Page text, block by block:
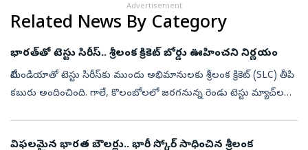
Advertisement
Related News By Category
భార‌త్‌తో టెస్టు సిరీస్‌.. శ్రీలంక క్రికెట్ బోర్డు ఊహించ‌ని నిర్ణ‌యం
టీమిండియాతో టెస్టు సిరీస్‌కు ముందు అభిమానులకు శ్రీలంక క్రికెట్ (SLC) తీపి
కబురు అందించింది. గాలే, కొలంబోల‌లో జ‌ర‌గ‌నున్న రెండు టెస్టు మ్యాచ్‌ల‌ను
విఫలమైన భారత బౌలర్లు.. భారీ స్కోర్‌ సాధించిన శ్రీలంక